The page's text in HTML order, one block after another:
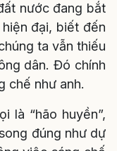
nước đang bắt
đại, biết đến
ta vẫn thiếu
dân. Đó chính
chế như anh.
là “hão huyền”,
đúng như dự